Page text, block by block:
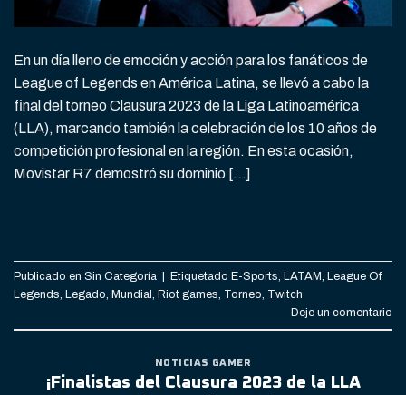
En un día lleno de emoción y acción para los fanáticos de
League of Legends en América Latina, se llevó a cabo la
final del torneo Clausura 2023 de la Liga Latinoamérica
(LLA), marcando también la celebración de los 10 años de
competición profesional en la región. En esta ocasión,
Movistar R7 demostró su dominio […]
Publicado en Sin Categoría Etiquetado E-Sports, LATAM, League Of
Legends, Legado, Mundial , Riot games, Torneo, Twitch
Deje un comentario
NOTICIAS GAMER
¡Finalistas del Clausura 2023 de la LLA